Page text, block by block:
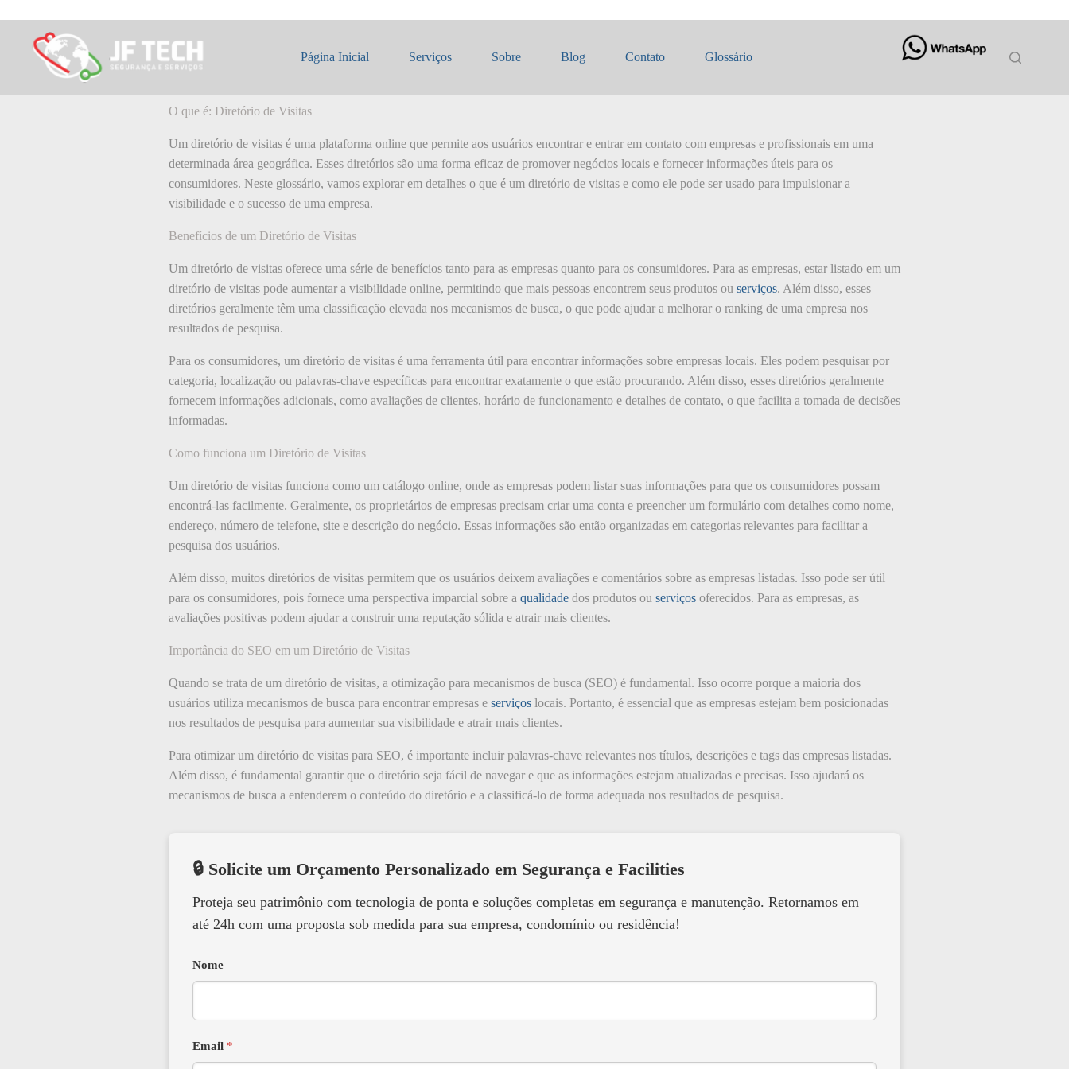
para
conteúdo
Página Inicial Serviços Sobre Blog Contato Glossário
O que é: Diretório de Visitas
O que é: Diretório de Visitas
Um diretório de visitas é uma plataforma online que permite aos usuários encontrar e entrar em contato com empresas e profissionais em uma
determinada área geográfica. Esses diretórios são uma forma eficaz de promover negócios locais e fornecer informações úteis para os
consumidores. Neste glossário, vamos explorar em detalhes o que é um diretório de visitas e como ele pode ser usado para impulsionar a
visibilidade e o sucesso de uma empresa.
Benefícios de um Diretório de Visitas
Um diretório de visitas oferece uma série de benefícios tanto para as empresas quanto para os consumidores. Para as empresas, estar listado em um
diretório de visitas pode aumentar a visibilidade online, permitindo que mais pessoas encontrem seus produtos ou serviços. Além disso, esses
diretórios geralmente têm uma classificação elevada nos mecanismos de busca, o que pode ajudar a melhorar o ranking de uma empresa nos
resultados de pesquisa.
Para os consumidores, um diretório de visitas é uma ferramenta útil para encontrar informações sobre empresas locais. Eles podem pesquisar por
categoria, localização ou palavras-chave específicas para encontrar exatamente o que estão procurando. Além disso, esses diretórios geralmente
fornecem informações adicionais, como avaliações de clientes, horário de funcionamento e detalhes de contato, o que facilita a tomada de decisões
informadas.
Como funciona um Diretório de Visitas
Um diretório de visitas funciona como um catálogo online, onde as empresas podem listar suas informações para que os consumidores possam
encontrá-las facilmente. Geralmente, os proprietários de empresas precisam criar uma conta e preencher um formulário com detalhes como nome,
endereço, número de telefone, site e descrição do negócio. Essas informações são então organizadas em categorias relevantes para facilitar a
pesquisa dos usuários.
Além disso, muitos diretórios de visitas permitem que os usuários deixem avaliações e comentários sobre as empresas listadas. Isso pode ser útil
para os consumidores, pois fornece uma perspectiva imparcial sobre a qualidade dos produtos ou serviços oferecidos. Para as empresas, as
avaliações positivas podem ajudar a construir uma reputação sólida e atrair mais clientes.
Importância do SEO em um Diretório de Visitas
Quando se trata de um diretório de visitas, a otimização para mecanismos de busca (SEO) é fundamental. Isso ocorre porque a maioria dos
usuários utiliza mecanismos de busca para encontrar empresas e serviços locais. Portanto, é essencial que as empresas estejam bem posicionadas
nos resultados de pesquisa para aumentar sua visibilidade e atrair mais clientes.
Para otimizar um diretório de visitas para SEO, é importante incluir palavras-chave relevantes nos títulos, descrições e tags das empresas listadas.
Além disso, é fundamental garantir que o diretório seja fácil de navegar e que as informações estejam atualizadas e precisas. Isso ajudará os
mecanismos de busca a entenderem o conteúdo do diretório e a classificá-lo de forma adequada nos resultados de pesquisa.
🔒 Solicite um Orçamento Personalizado em Segurança e Facilities
Proteja seu patrimônio com tecnologia de ponta e soluções completas em segurança e manutenção. Retornamos em
até 24h com uma proposta sob medida para sua empresa, condomínio ou residência!
Nome
Email *